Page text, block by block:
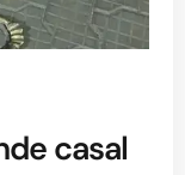
casal